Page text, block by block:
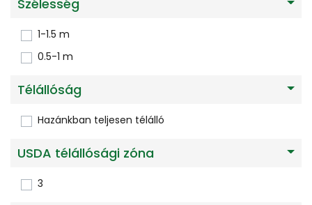
Szélesség
1-1.5 m
0.5-1 m
Télállóság
Hazánkban teljesen télálló
USDA télállósági zóna
3